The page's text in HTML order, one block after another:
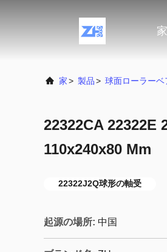
家
家> 製品> 球面ローラーベ
22322CA 22322E
110x240x80 Mm
22322J2Q球形の軸受
起源の場所: 中国